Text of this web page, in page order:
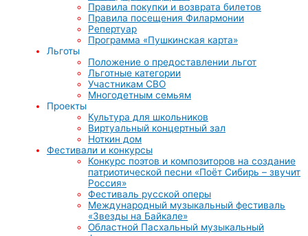
Правила покупки и возврата билетов
Правила посещения Филармонии
Репертуар
Программа «Пушкинская карта»
Льготы
Положение о предоставлении льгот
Льготные категории
Участникам СВО
Многодетным семьям
Проекты
Культура для школьников
Виртуальный концертный зал
Ноткин дом
Фестивали и конкурсы
Конкурс поэтов и композиторов на создание
патриотической песни «Поёт Сибирь – звучит
Россия»
Фестиваль русской оперы
Международный музыкальный фестиваль
«Звезды на Байкале»
Областной Пасхальный музыкальный